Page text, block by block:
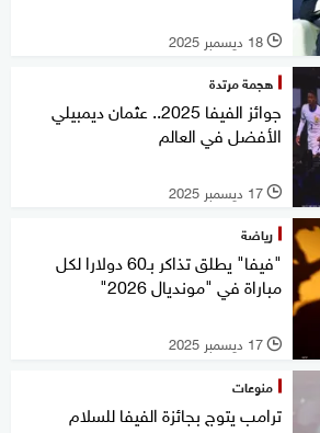
l 18 ديسمبر 2025
هجمة مرتدة
جوائز الفيفا 2025.. عثمان ديمبيلي
الأفضل في العالم
l 17 ديسمبر 2025
رياضة
"فيفا" يطلق تذاكر بـ60 دولارا لكل
مباراة في "مونديال 2026"
l 17 ديسمبر 2025
منوعات
ترامب يتوج بجائزة الفيفا للسلام